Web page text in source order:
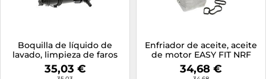
Boquilla de líquido de
lavado, limpieza de faros
VEMO V10-08-0500
35,03 €
Enfriador de aceite, aceite
de motor EASY FIT NRF
31860
34,68 €